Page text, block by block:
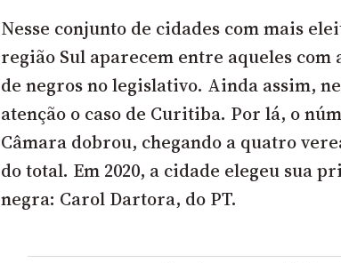
Nesse conjunto de cidades com mais
região Sul aparecem entre aqueles
de negros no legislativo. Ainda assim,
atenção o caso de Curitiba. Por lá, o
Câmara dobrou, chegando a quatro
do total. Em 2020, a cidade elegeu sua
negra: Carol Dartora, do PT.